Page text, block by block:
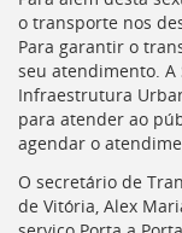
menu
[]
o transporte nos
Para garantir o
seu atendimento. A
Infraestrutura
para atender ao
agendar o
O secretário de
de Vitória, Alex